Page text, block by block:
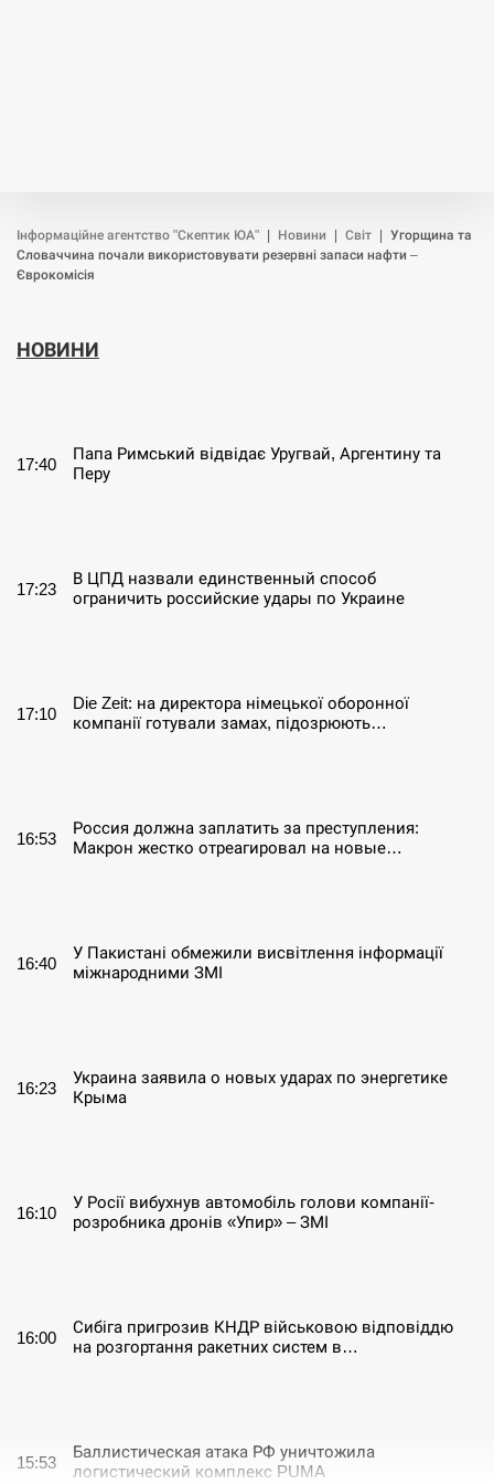
Інформаційне агентство "Скептик ЮА" Новини Світ
Угорщина та
Словаччина почали використовувати резервні запаси нафти –
Єврокомісія
НОВИНИ
17:40
Папа Римський відвідає Уругвай, Аргентину та
Перу
17:23
В ЦПД назвали единственный способ
ограничить российские удары по Украине
17:10
Die Zeit: на директора німецької оборонної
компанії готували замах, підозрюють…
16:53
Россия должна заплатить за преступления:
Макрон жестко отреагировал на новые…
16:40
У Пакистані обмежили висвітлення інформації
міжнародними ЗМІ
16:23
Украина заявила о новых ударах по энергетике
Крыма
16:10
У Росії вибухнув автомобіль голови компанії-
розробника дронів «Упир» – ЗМІ
16:00
Сибіга пригрозив КНДР військовою відповіддю
на розгортання ракетних систем в…
15:53
Баллистическая атака РФ уничтожила
логистический комплекс PUMA